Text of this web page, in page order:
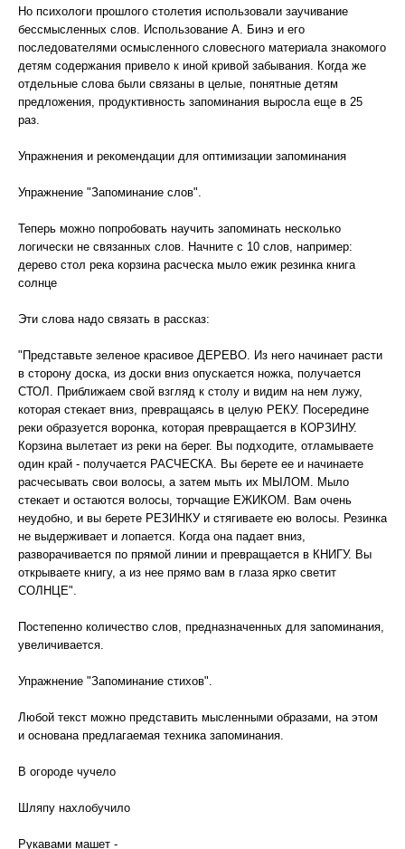
Но психологи прошлого столетия использовали заучивание
бессмысленных слов. Использование А. Бинэ и его
последователями осмысленного словесного материала знакомого
детям содержания привело к иной кривой забывания. Когда же
отдельные слова были связаны в целые, понятные детям
предложения, продуктивность запоминания выросла еще в 25
раз.
Упражнения и рекомендации для оптимизации запоминания
Упражнение "Запоминание слов".
Теперь можно попробовать научить запоминать несколько
логически не связанных слов. Начните с 10 слов, например:
дерево стол река корзина расческа мыло ежик резинка книга
солнце
Эти слова надо связать в рассказ:
"Представьте зеленое красивое ДЕРЕВО. Из него начинает расти
в сторону доска, из доски вниз опускается ножка, получается
СТОЛ. Приближаем свой взгляд к столу и видим на нем лужу,
которая стекает вниз, превращаясь в целую РЕКУ. Посередине
реки образуется воронка, которая превращается в КОРЗИНУ.
Корзина вылетает из реки на берег. Вы подходите, отламываете
один край - получается РАСЧЕСКА. Вы берете ее и начинаете
расчесывать свои волосы, а затем мыть их МЫЛОМ. Мыло
стекает и остаются волосы, торчащие ЕЖИКОМ. Вам очень
неудобно, и вы берете РЕЗИНКУ и стягиваете ею волосы. Резинка
не выдерживает и лопается. Когда она падает вниз,
разворачивается по прямой линии и превращается в КНИГУ. Вы
открываете книгу, а из нее прямо вам в глаза ярко светит
СОЛНЦЕ".
Постепенно количество слов, предназначенных для запоминания,
увеличивается.
Упражнение "Запоминание стихов".
Любой текст можно представить мысленными образами, на этом
и основана предлагаемая техника запоминания.
В огороде чучело
Шляпу нахлобучило
Рукавами машет -